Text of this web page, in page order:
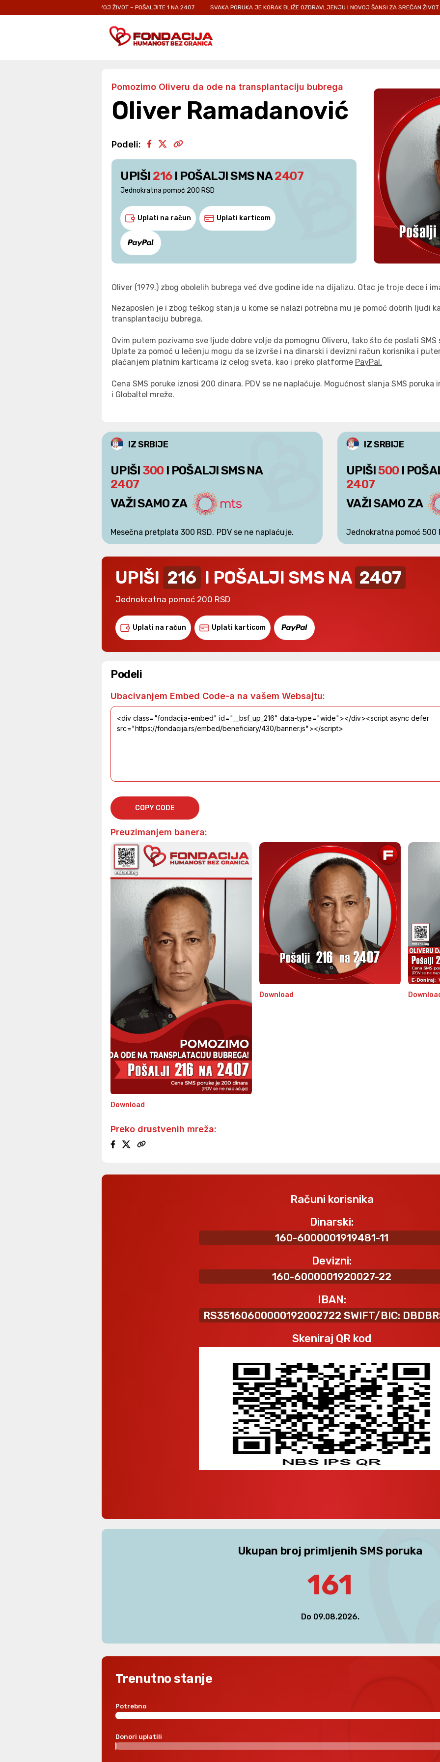
KOJI SE BORE ZA SVOJ ŽIVOT – POŠALJITE 1 NA 2407. SVAKA PORUKA JE KORAK BLIŽE OZDRAVLJENJU I NOVOJ ŠANSI ZA SREĆAN ŽIVOT.
Pomozimo Oliveru da ode na transplantaciju bubrega
Oliver Ramadanović
Podeli:
UPIŠI 216I POŠALJI SMS NA2407
Jednokratna pomoć 200 RSD
Uplati na račun Uplati karticom
Oliver (1979.) zbog obolelih bubrega već dve godine ide na dijalizu. Otac je troje dece i
Nezaposlen je i zbog teškog stanja u kome se nalazi potrebna mu je pomoć dobrih ljudi
transplantaciju bubrega.
Ovim putem pozivamo sve ljude dobre volje da pomognu Oliveru, tako što će poslati SMS
Uplate za pomoć u lečenju mogu da se izvrše i na dinarski i devizni račun korisnika i
plaćanjem platnim karticama iz celog sveta, kao i preko platforme PayPal.
Cena SMS poruke iznosi 200 dinara. PDV se ne naplaćuje. Mogućnost slanja SMS poruka
i Globaltel mreže.
IZ SRBIJE
UPIŠI 300 I POŠALJI SMS NA
2407
VAŽI SAMO ZA
Mesečna pretplata 300 RSD. PDV se ne naplaćuje.
IZ SRBIJE
UPIŠI500 I
2407
VAŽI SAMO ZA
Jednokratna pomoć 500
UPIŠI 216 I POŠALJI SMS NA 2407
Jednokratna pomoć 200 RSD
Uplati na račun Uplati karticom
Podeli
Ubacivanjem Embed Code-a na vašem Websajtu:
COPY CODE
Preuzimanjem banera:
Download
Download
Preko drustvenih mreža:
Računi korisnika
Dinarski:
160-6000001919481-11
Devizni:
160-6000001920027-22
IBAN:
RS35160600000192002722 SWIFT/BIC:
Skeniraj QR kod
Ukupan broj primljenih SMS poruka
161
Do 09.08.2026.
Trenutno stanje
Potrebno
Donori uplatili